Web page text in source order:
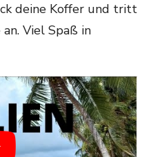
deine Koffer und tritt
Viel Spaß in